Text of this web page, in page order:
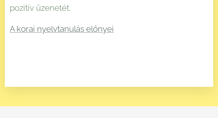
pozitív üzenetét.
A korai nyelvtanulás előnyei